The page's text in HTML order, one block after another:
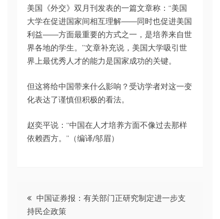
美国《外交》双月刊发表的一篇文章称：“美国
大学在促进国家间相互理解——同时也促进美国
利益——方面最重要的方式之一，是培养来自世
界各地的学生。”文章补充说，美国大学吸引世
界上最优秀人才的能力是国家成功的关键。
但这将给中国带来什么影响？受访学者对这一变
化表达了谨慎但积极的看法。
赵奕平说：“中国在人才培养方面不像过去那样
依赖西方。”（编译/邬眉）
文 中国证券报：有关部门正研究制定进一步支
持民企政策